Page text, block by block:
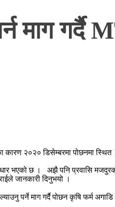
माग गर्दै
२०२० डिसेम्बरमा पोछनमा स्थित
भएको छ । अझै पनि प्रवासि
जानकारी दिनुभयो ।
माग गर्दै पोछन कृषि फर्म